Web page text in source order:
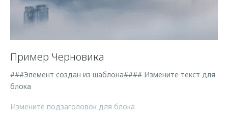
Пример Черновика
###Элемент создан из шаблона#### Измените текст для
блока
Измените подзаголовок для блока